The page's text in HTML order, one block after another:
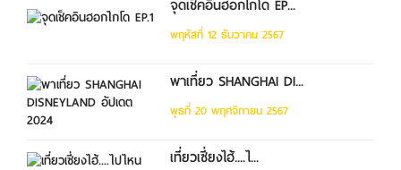
จุดเช็คอินฮอกไกโด EP...
พฤหัสที่ 12 ธันวาคม 2567
พาเที่ยว SHANGHAI DI...
พุธที่ 20 พฤศจิกายน 2567
เที่ยวเซี่ยงไฮ้....ไ...